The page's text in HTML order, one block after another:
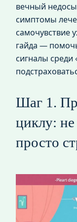
вечный
симптомы
самочувствие
гайда —
сигналы среди
Шаг 1.
циклу:
просто